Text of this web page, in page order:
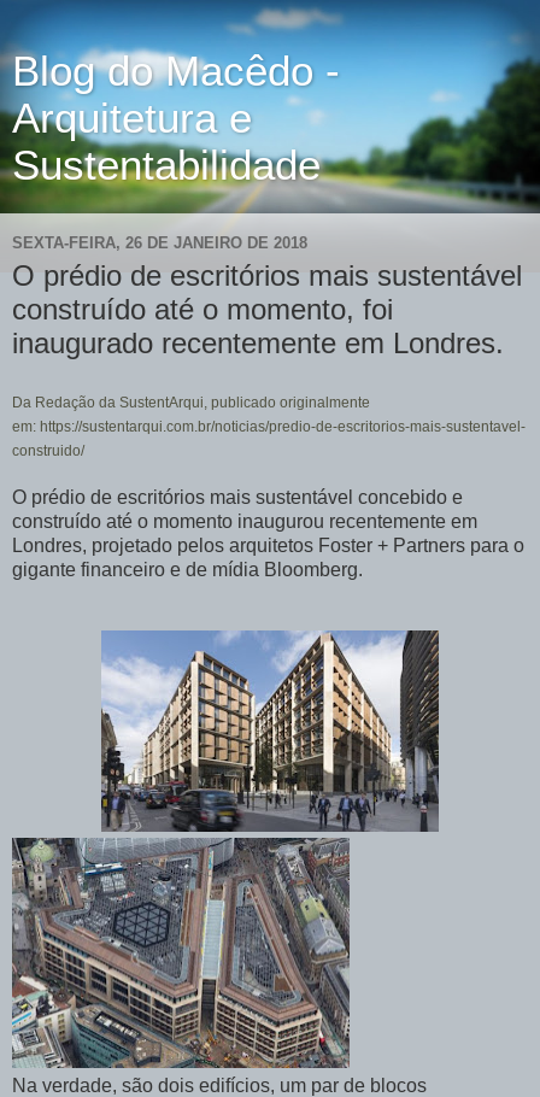
Blog do Macêdo -
Arquitetura e
Sustentabilidade
SEXTA-FEIRA, 26 DE JANEIRO DE 2018
O prédio de escritórios mais sustentável
construído até o momento, foi
inaugurado recentemente em Londres.
Da Redação da SustentArqui, publicado originalmente
em: https://sustentarqui.com.br/noticias/predio-de-escritorios-mais-sustentavel-
construido/
O prédio de escritórios mais sustentável concebido e
construído até o momento inaugurou recentemente em
Londres, projetado pelos arquitetos Foster + Partners para o
gigante financeiro e de mídia Bloomberg.
Na verdade, são dois edifícios, um par de blocos